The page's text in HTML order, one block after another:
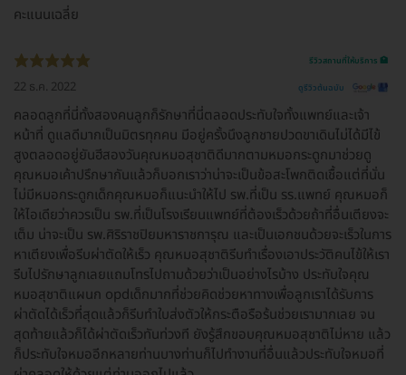
คะแนนเฉลี่ย
รีวิวสถานที่ให้บริการ 🏥
22 ธ.ค. 2022 ดูรีวิวต้นฉบับ
คลอดลูกที่นี่ทั้งสองคนลูกก็รักษาที่นี่ตลอดประทับใจทั้งแพทย์และเจ้า
หน้าที่ ดูแลดีมากเป็นมิตรทุกคน มีอยู่ครั้งนึงลูกชายปวดขาเดินไม่ได้มีไข้
สูงตลอดอยู่ยันฮีสองวันคุณหมอสุชาติดีมากตามหมอกระดูกมาช่วยดู
คุณหมอเค้าปรึกษากันแล้วก็บอกเราว่าน่าจะเป็นข้อสะโพกติดเชื้อแต่ที่นั่น
ไม่มีหมอกระดูกเด็กคุณหมอก็แนะนำให้ไป รพ.ที่เป็น รร.แพทย์ คุณหมอก็
ให้ไอเดียว่าควรเป็น รพ.ที่เป็นโรงเรียนแพทย์ที่ต้องเร็วด้วยถ้าที่อื่นเตียงจะ
เต็ม น่าจะเป็น รพ.ศิริราชปิยมหาราชการุณ และเป็นเอกชนด้วยจะเร็วในการ
หาเตียงเพื่อรีบผ่าตัดให้เร็ว คุณหมอสุชาติรีบทำเรื่องเอาประวัติคนไข้ให้เรา
รีบไปรักษาลูกเลยแถมโทรไปถามด้วยว่าเป็นอย่างไรบ้าง ประทับใจคุณ
หมอสุชาติแผนก opdเด็กมากที่ช่วยคิดช่วยหาทางเพื่อลูกเราได้รับการ
ผ่าตัดได้เร็วที่สุดแล้วก็รีบทำใบส่งตัวให้กระตือรือร้นช่วยเรามากเลย จน
สุดท้ายแล้วก็ได้ผ่าตัดเร็วทันท่วงที ยังรู้สึกขอบคุณหมอสุชาติไม่หาย แล้ว
ก็ประทับใจหมออีกหลายท่านบางท่านก็ไปทำงานที่อื่นแล้วประทับใจหมอที่